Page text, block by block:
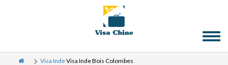
Visa IndeVisa Inde Bois Colombes